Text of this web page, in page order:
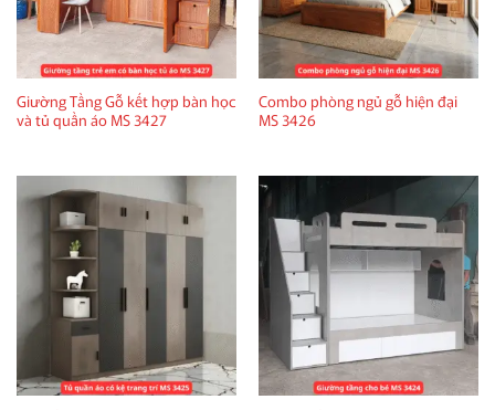
Giường Tầng Gỗ kết hợp bàn học
và tủ quần áo MS 3427
Combo phòng ngủ gỗ hiện đại
MS 3426